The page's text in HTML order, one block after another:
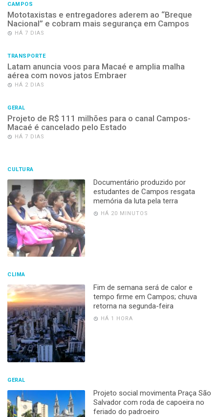
CAMPOS
Mototaxistas e entregadores aderem ao “Breque
Nacional” e cobram mais segurança em Campos
HÁ 7 DIAS
TRANSPORTE
Latam anuncia voos para Macaé e amplia malha
aérea com novos jatos Embraer
HÁ 2 DIAS
GERAL
Projeto de R$ 111 milhões para o canal Campos-
Macaé é cancelado pelo Estado
HÁ 7 DIAS
CULTURA
Documentário produzido por
estudantes de Campos resgata
memória da luta pela terra
HÁ 20 MINUTOS
CLIMA
Fim de semana será de calor e
tempo firme em Campos; chuva
retorna na segunda-feira
HÁ 1 HORA
GERAL
Projeto social movimenta Praça São
Salvador com roda de capoeira no
feriado do padroeiro